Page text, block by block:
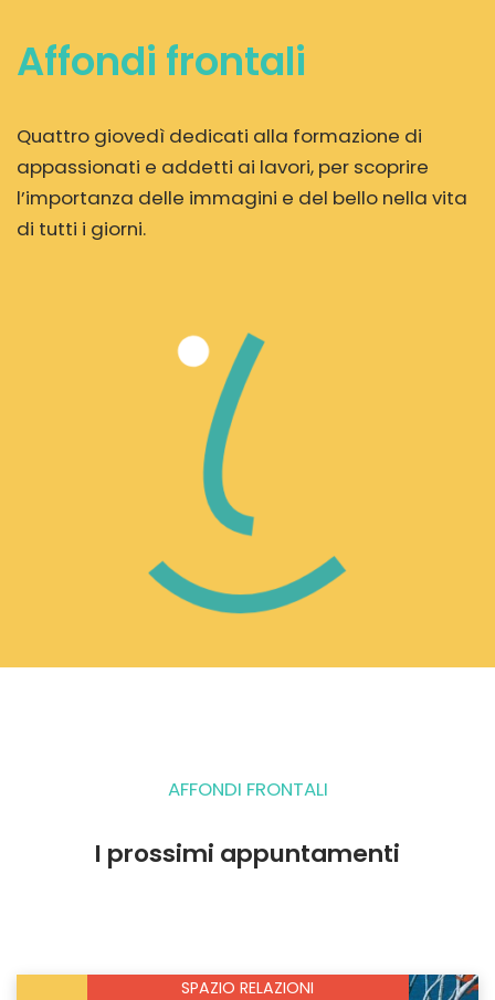
Affondi frontali
Quattro giovedì dedicati alla formazione di
appassionati e addetti ai lavori, per scoprire
l’importanza delle immagini e del bello nella vita
di tutti i giorni.
AFFONDI FRONTALI
I prossimi appuntamenti
SPAZIO RELAZIONI